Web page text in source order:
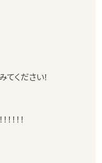
ください！
！！！